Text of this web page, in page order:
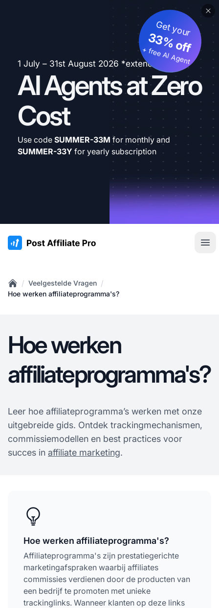
1 July – 31st August 2026 *extended
AI Agents at Zero
Cost
Get your
33% off
+ free AI Agent
Use code SUMMER-33M for monthly and
SUMMER-33Y for yearly subscription
:site.title
Home
/ Veelgestelde Vragen /
Hoe werken affiliateprogramma's?
Hoe werken
affiliateprogramma's?
Leer hoe affiliateprogramma’s werken met onze
uitgebreide gids. Ontdek trackingmechanismen,
commissiemodellen en best practices voor
succes in affiliate marketing.
Hoe werken affiliateprogramma's?
Affiliateprogramma's zijn prestatiegerichte
marketingafspraken waarbij affiliates
commissies verdienen door de producten van
een bedrijf te promoten met unieke
trackinglinks. Wanneer klanten op deze links